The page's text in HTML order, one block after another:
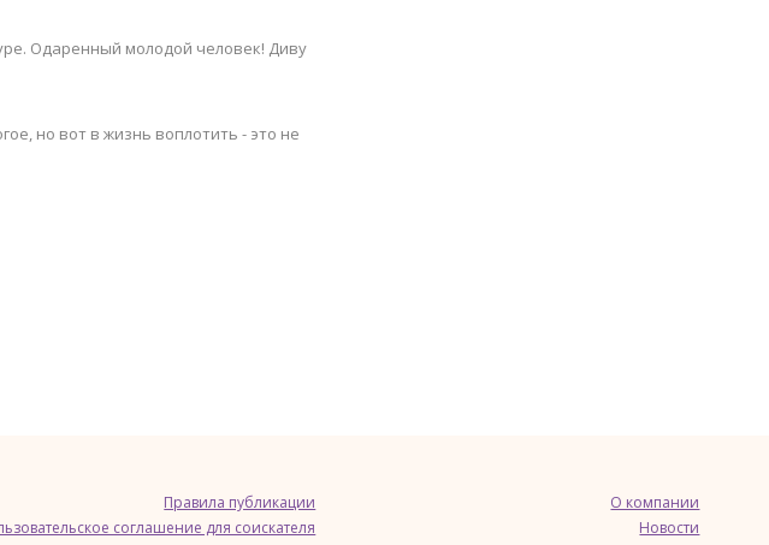
Одаренный молодой человек! Диву
но вот в жизнь воплотить - это не
Правила публикации
соглашение для соискателя
О компании
Новости